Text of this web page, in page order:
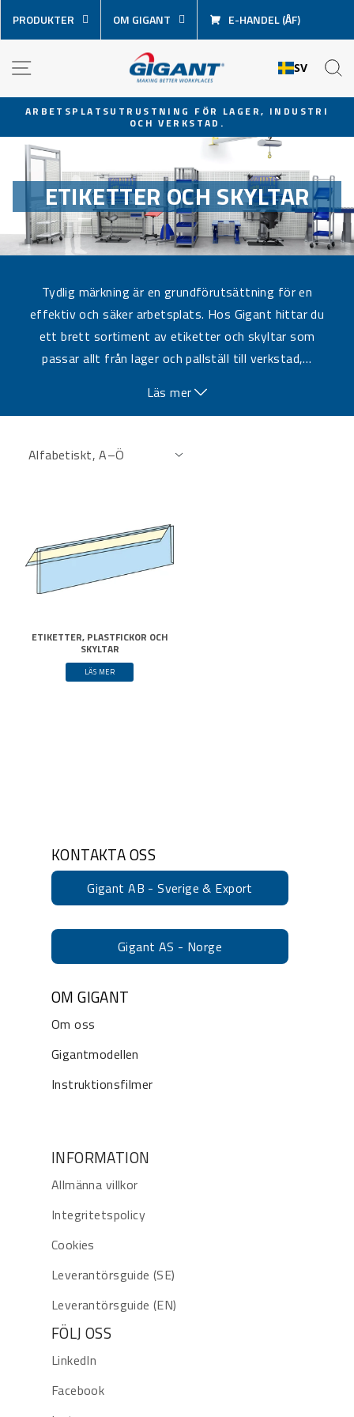
över
innehåll
PRODUKTER OM GIGANT E-HANDEL (ÅF)
SV
Pausa
bildspel
ARBETSPLATSUTRUSTNING FÖR LAGER, INDUSTRI
OCH VERKSTAD.
ETIKETTER OCH SKYLTAR
Tydlig märkning är en grundförutsättning för en
effektiv och säker arbetsplats. Hos Gigant hittar du
ett brett sortiment av etiketter och skyltar som
passar allt från lager och pallställ till verkstad,…
Läs mer
ETIKETTER, PLASTFICKOR OCH
SKYLTAR
LÄS MER
KONTAKTA OSS
Gigant AB - Sverige & Export
Gigant AS - Norge
OM GIGANT
Om oss
Gigantmodellen
Instruktionsfilmer
INFORMATION
Allmänna villkor
Integritetspolicy
Cookies
Leverantörsguide (SE)
Leverantörsguide (EN)
FÖLJ OSS
LinkedIn
Facebook